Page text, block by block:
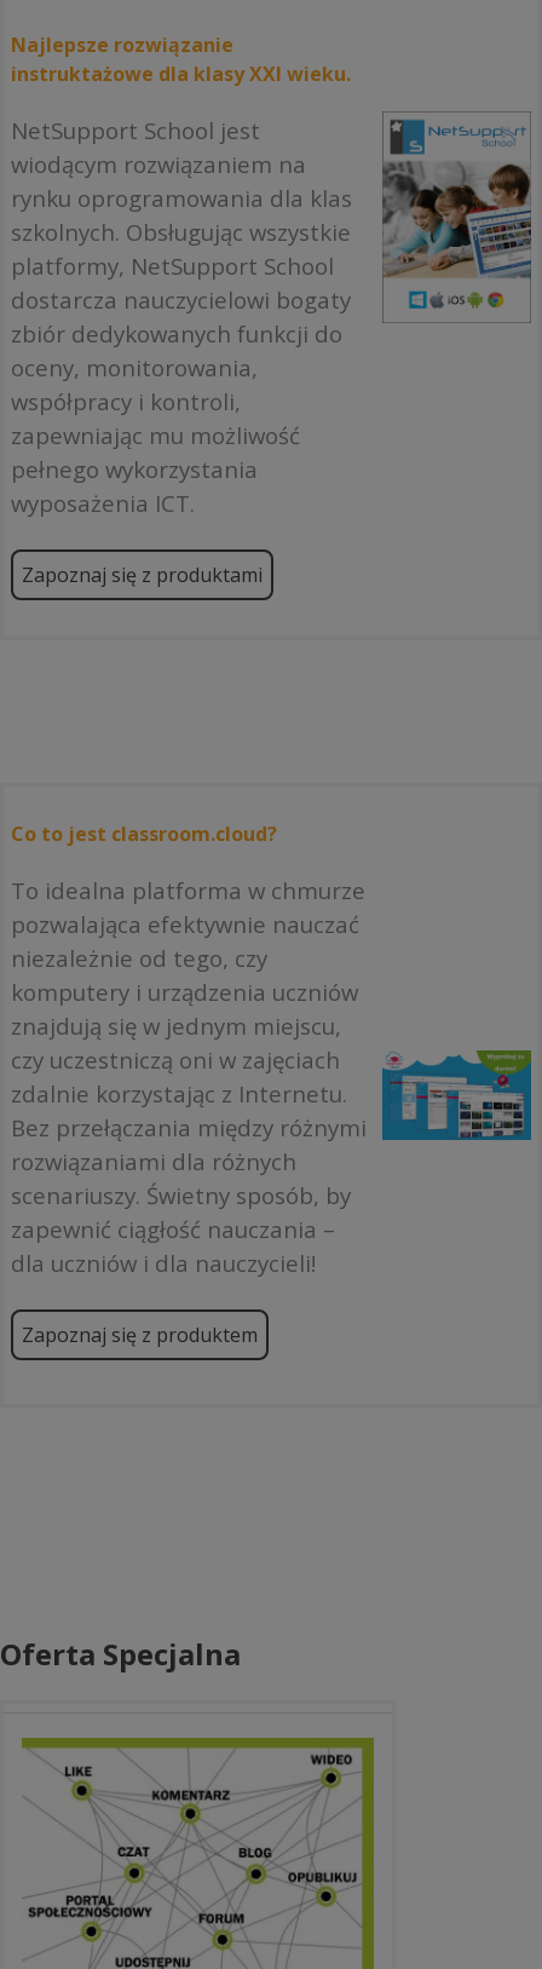
Najlepsze rozwiązanie
instruktażowe dla klasy XXI wieku.
NetSupport School jest
wiodącym rozwiązaniem na
rynku oprogramowania dla klas
szkolnych. Obsługując wszystkie
platformy, NetSupport School
dostarcza nauczycielowi bogaty
zbiór dedykowanych funkcji do
oceny, monitorowania,
współpracy i kontroli,
zapewniając mu możliwość
pełnego wykorzystania
wyposażenia ICT.
Zapoznaj się z produktami
Co to jest classroom.cloud?
To idealna platforma w chmurze
pozwalająca efektywnie nauczać
niezależnie od tego, czy
komputery i urządzenia uczniów
znajdują się w jednym miejscu,
czy uczestniczą oni w zajęciach
zdalnie korzystając z Internetu.
Bez przełączania między różnymi
rozwiązaniami dla różnych
scenariuszy. Świetny sposób, by
zapewnić ciągłość nauczania –
dla uczniów i dla nauczycieli!
Zapoznaj się z produktem
Oferta Specjalna